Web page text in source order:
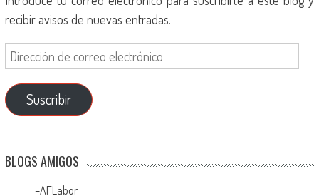
recibir avisos de nuevas entradas.
Suscribir
BLOGS AMIGOS
–AFLabor